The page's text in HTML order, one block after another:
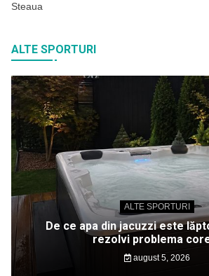
Steaua
ALTE SPORTURI
ALTE SPORTURI
De ce apa din jacuzzi este
rezolvi problema
august 5, 2026